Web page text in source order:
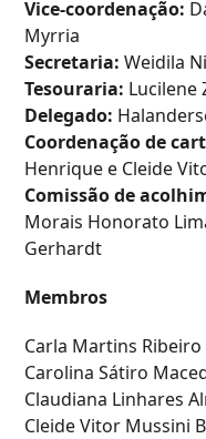
Vice-coordenação:
Myrria
Secretaria: Weidila
Tesouraria: Lucilene
Delegado:
Coordenação de
Henrique e Cleide
Comissão de
Morais Honorato
Gerhardt
Membros
Carla Martins
Carolina Sátiro
Claudiana Linhares
Cleide Vitor Mussini